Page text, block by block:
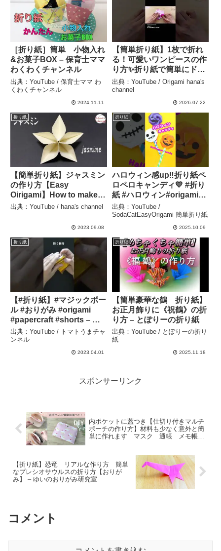
［折り紙］簡単 小物入れ
&お菓子BOX – 保育士ママ
わくわくチャンネル
出典：YouTube / 保育士ママ わ
くわくチャンネル
2024.11.11
【簡単折り紙】1枚で折れ
る！可愛いワンピースの作
り方✨折り紙で簡単にドレ
スを作ろう👗Easy
Origami Dress | 摺紙 連身
裙 | 종이접기 – Origami
出典：YouTube / Origami hana's
channel
2026.07.22
折り紙
【簡単折り紙】ジャスミン
の作り方【Easy
Oirigami】How to make
Paper jasmine 종이접기
花 flower 星 花びら5
channel
出典：YouTube / hana's channel
2023.09.08
折り紙
ハロウィン感up‼️折り紙ペ
ロペロキャンディ💙 #折り
紙 #ハロウィン#origami
#halloween –
SodaCatEasyOrigami 簡
出典：YouTube /
SodaCatEasyOrigami 簡単折り紙
2025.10.09
折り紙
【#折り紙】#マジックボー
ル #おりがみ #origami
#papercraft #shorts – ト
マトうまチャンネル
出典：YouTube / トマトうまチャ
ンネル
2023.04.01
折り紙
【簡単豪華な鶴 折り紙】
お正月飾りに《祝鶴》の折
り方 – とぽりーの折り紙
出典：YouTube / とぽりーの折り
紙
2025.11.18
スポンサーリンク
内ポケットに蓋つき【仕切り付きマルチ
ポーチの作り方】材料も少なく意外と簡
単に作れます マスク 通帳 メモ帳な
【折り紙】恐竜 リアルな作り方 簡単
なプレシオサウルスの折り方【おりが
み】 – ゆいのおりがみ研究室
コメント